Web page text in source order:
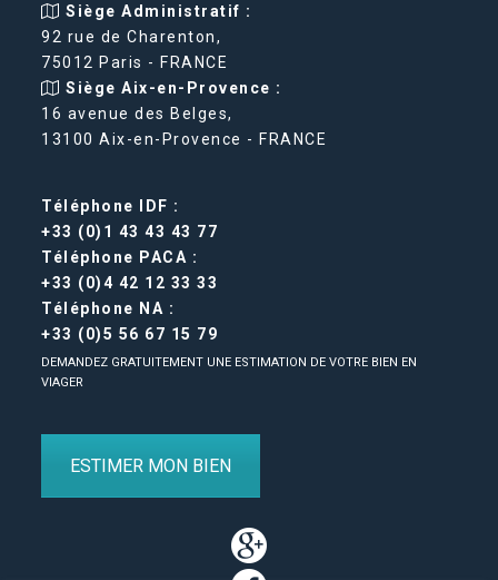
Siège Administratif :
92 rue de Charenton,
75012 Paris - FRANCE
Siège Aix-en-Provence :
16 avenue des Belges,
13100 Aix-en-Provence - FRANCE
Téléphone IDF :
+33 (0)1 43 43 43 77
Téléphone PACA :
+33 (0)4 42 12 33 33
Téléphone NA :
+33 (0)5 56 67 15 79
DEMANDEZ GRATUITEMENT UNE ESTIMATION DE VOTRE BIEN EN
VIAGER
ESTIMER MON BIEN